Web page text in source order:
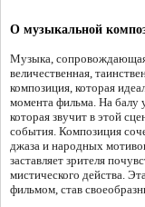
О музыкальной
Музыка,
величественная,
композиция, которая
момента фильма. На балу
которая звучит в этой
события. Композиция
джаза и народных
заставляет зрителя
мистического действа.
фильмом, став